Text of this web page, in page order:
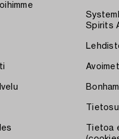
Spirits
Tietoa